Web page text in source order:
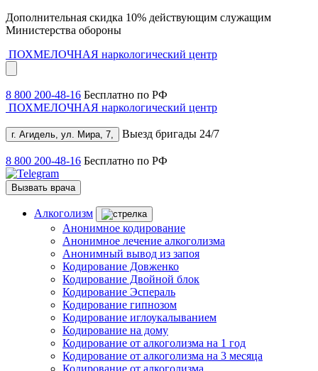
Дополнительная скидка 10% действующим служащим
Министерства обороны
ПОХМЕЛОЧНАЯ наркологический центр
8 800 200-48-16 Бесплатно по РФ
ПОХМЕЛОЧНАЯ наркологический центр
г. Агидель, ул. Мира, 7, Выезд бригады 24/7
8 800 200-48-16 Бесплатно по РФ
Вызвать врача
Алкоголизм
Анонимное кодирование
Анонимное лечение алкоголизма
Анонимный вывод из запоя
Кодирование Довженко
Кодирование Двойной блок
Кодирование Эспераль
Кодирование гипнозом
Кодирование иглоукалыванием
Кодирование на дому
Кодирование от алкоголизма на 1 год
Кодирование от алкоголизма на 3 месяца
Кодирование от алкоголизма